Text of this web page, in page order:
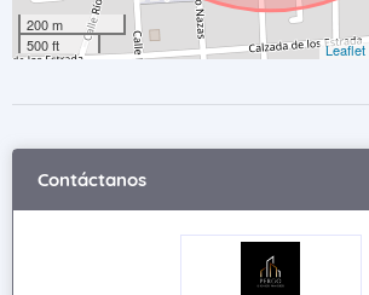
200 m
500 ft
Leaflet
Contáctanos